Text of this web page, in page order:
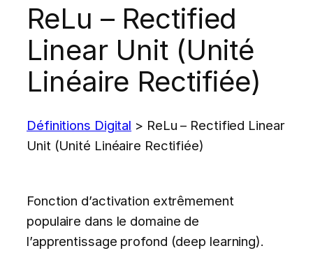
ReLu – Rectified
Linear Unit (Unité
Linéaire Rectifiée)
Définitions Digital > ReLu – Rectified Linear
Unit (Unité Linéaire Rectifiée)
Fonction d’activation extrêmement
populaire dans le domaine de
l’apprentissage profond (deep learning).